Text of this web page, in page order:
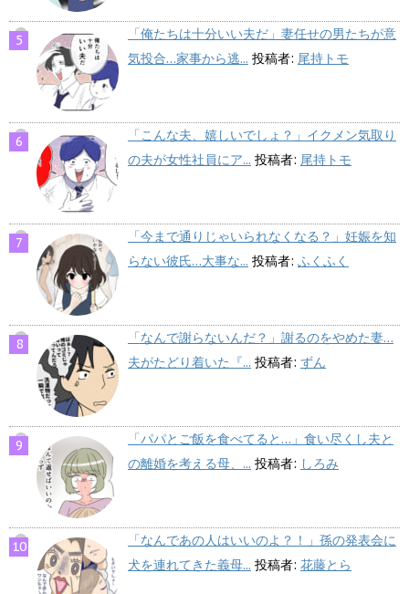
「俺たちは十分いい夫だ」妻任せの男たちが意
気投合…家事から逃... 投稿者: 尾持トモ
「こんな夫、嬉しいでしょ？」イクメン気取り
の夫が女性社員にア... 投稿者: 尾持トモ
「今まで通りじゃいられなくなる？」妊娠を知
らない彼氏…大事な... 投稿者: ふくふく
「なんで謝らないんだ？」謝るのをやめた妻…
夫がたどり着いた『... 投稿者: ずん
「パパとご飯を食べてると…」食い尽くし夫と
の離婚を考える母、... 投稿者: しろみ
「なんであの人はいいのよ？！」孫の発表会に
犬を連れてきた義母... 投稿者: 花藤とら